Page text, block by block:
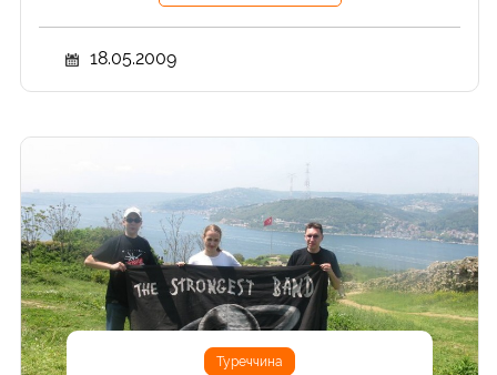
18.05.2009
Туреччина